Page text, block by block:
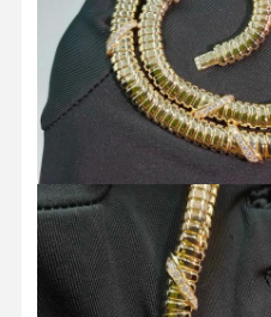
Recorrido
Por La
Fábrica
Control De
Calidad
Casos De
Trabajo
El Blog